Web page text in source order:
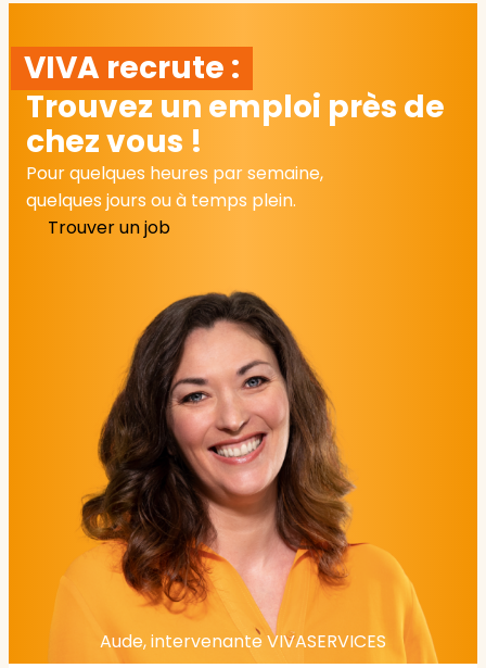
VIVA recrute :
Trouvez un emploi près de
chez vous !
Pour quelques heures par semaine,
quelques jours ou à temps plein.
Trouver un job
Aude, intervenante VIVASERVICES